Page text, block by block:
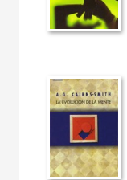
El libro de...
NUESTROS
Cartoné
Ebook